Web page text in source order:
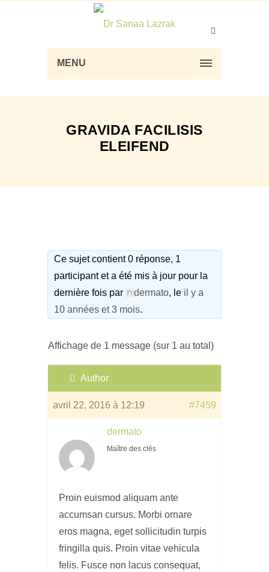
MENU
GRAVIDA FACILISIS
ELEIFEND
Ce sujet contient 0 réponse, 1
participant et a été mis à jour pour la
dernière fois par
dermato, le il y a
10 années et 3 mois.
Affichage de 1 message (sur 1 au total)
Author
avril 22, 2016 à 12:19 #7459
dermato
Maître des clés
Proin euismod aliquam ante
accumsan cursus. Morbi ornare
eros magna, eget sollicitudin turpis
fringilla quis. Proin vitae vehicula
felis. Fusce non lacus consequat,